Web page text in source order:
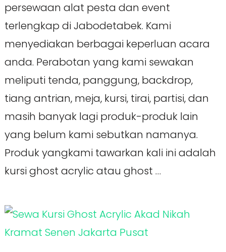
persewaan alat pesta dan event
terlengkap di Jabodetabek. Kami
menyediakan berbagai keperluan acara
anda. Perabotan yang kami sewakan
meliputi tenda, panggung, backdrop,
tiang antrian, meja, kursi, tirai, partisi, dan
masih banyak lagi produk-produk lain
yang belum kami sebutkan namanya.
Produk yangkami tawarkan kali ini adalah
kursi ghost acrylic atau ghost …